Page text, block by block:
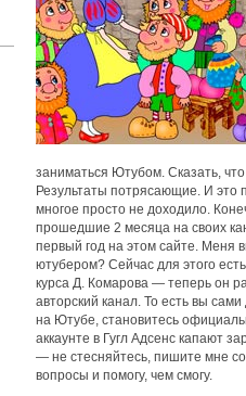
заниматься Ютубом. Сказать,
Результаты потрясающие. И это
многое просто не доходило.
прошедшие 2 месяца на своих
первый год на этом сайте. Меня
ютубером? Сейчас для этого
курса Д. Комарова — теперь он
авторский канал. То есть вы
на Ютубе, становитесь
аккаунте в Гугл Адсенс капают
— не стесняйтесь, пишите мне
вопросы и помогу, чем смогу.